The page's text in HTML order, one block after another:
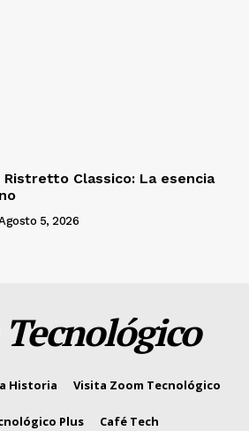
Classico: La esencia
5, 2026
Historia Visita Zoom Tecnológico
Plus Café Tech